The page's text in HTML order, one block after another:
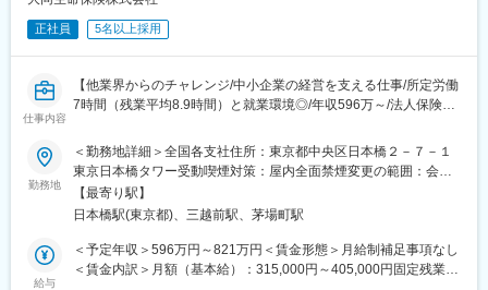
・金融、国際ビジネス・テックの領域それぞれに関わるような仕
事ができます。
・自らの裁量を持って成果を上げられる環境で働くことができま
す。
・フルリモートでありながらも他部署や経営陣と連携をとること
ができます。
■募集背景：
ビットバンクのミッション「ビットコインの技術で、世界中にあ
らゆる価値を流通させる」に共感できる仲間を募集しています。
いビジネスモデルの土台となる一方で、金融資産としての注目度
を高めています。2024年5月に米国でSECがビットコインETF承
正社員 5名以上採用
仕事内容
【他業界からのチャレンジ/中小企業の経営を支える仕事/所定労働
7時間（残業平均8.9時間）と就業環境◎/年収596万～/法人保険国
■業務内容：
当社はAIG損害保険株式会社と提携し、同社の損害保険代理店を行
なっております。代理店組織は、AIG損害保険の商品を取り扱う
「プロ代理店」と「CA社員」(＝Career Agent（独立した営業社
員))の営業活動を支援し、法人会・納税協会の大型保証制度を促進
しております。
AIG社の代理店営業担当「ソリシター」と十分に信頼関係を構築
勤務地
＜勤務地詳細＞全国各支社住所：東京都中央区日本橋２－７－１
東京日本橋タワー受動喫煙対策：屋内全面禁煙変更の範囲：会社
の定める事業所
【最寄り駅】
日本橋駅(東京都)、三越前駅、茅場町駅
給与
＜予定年収＞596万円～821万円＜賃金形態＞月給制補足事項なし
＜賃金内訳＞月額（基本給）：315,000円～405,000円固定残業手